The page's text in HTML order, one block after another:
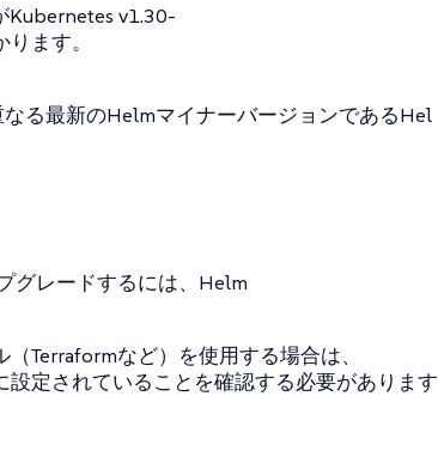
v1.30-
ます。
る最新のHelmマイナーバージョンであるHel
グレードするには、Helm
Terraformなど）を使用する場合は、
定されていることを確認する必要があります